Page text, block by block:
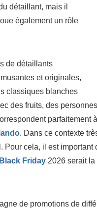
détaillant, mais il
également un rôle
de détaillants
et originales,
classiques blanches
des fruits, des
parfaitement
. Dans ce contexte
Pour cela, il est
Black Friday 2026 serait
de promotions de